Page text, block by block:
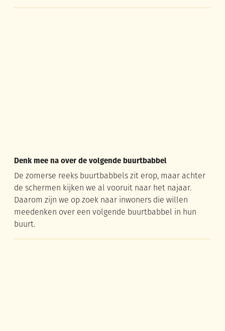
Denk mee na over de volgende buurtbabbel
De zomerse reeks buurtbabbels zit erop, maar achter
de schermen kijken we al vooruit naar het najaar.
Daarom zijn we op zoek naar inwoners die willen
meedenken over een volgende buurtbabbel in hun
buurt.